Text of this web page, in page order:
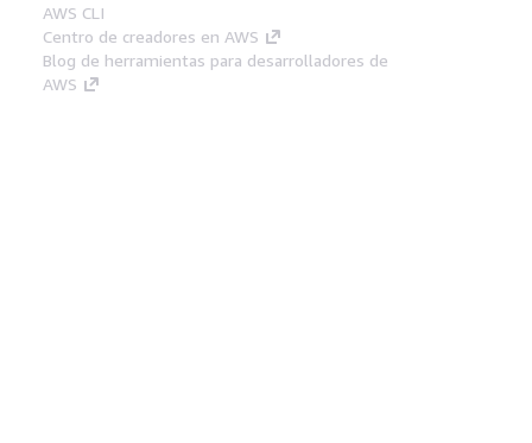
AWS CLI
Centro de creadores en AWS
Blog de herramientas para desarrolladores de
AWS